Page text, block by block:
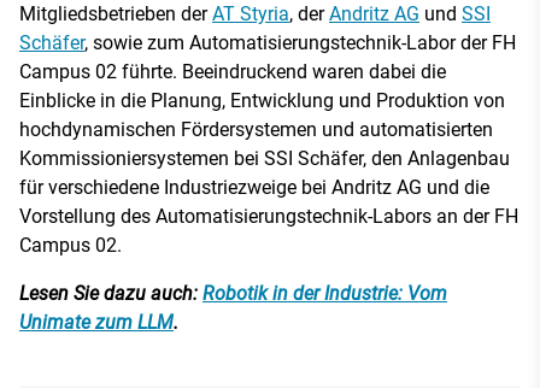
Mitgliedsbetrieben derAT Styria, derAndritz AG und SSI
Schäfer, sowie zum Automatisierungstechnik-Labor der FH
Campus 02 führte. Beeindruckend waren dabei die
Einblicke in die Planung, Entwicklung und Produktion von
hochdynamischen Fördersystemen und automatisierten
Kommissioniersystemen bei SSI Schäfer, den Anlagenbau
für verschiedene Industriezweige bei Andritz AG und die
Vorstellung des Automatisierungstechnik-Labors an der FH
Campus 02.
Lesen Sie dazu auch: Robotik in der Industrie: Vom
Unimate zum LLM.